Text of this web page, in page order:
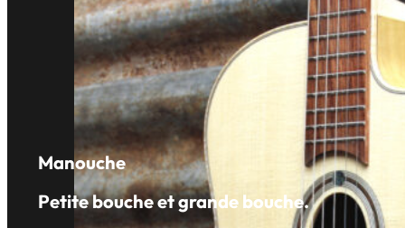
Manouche
Petite bouche et grande bouche.